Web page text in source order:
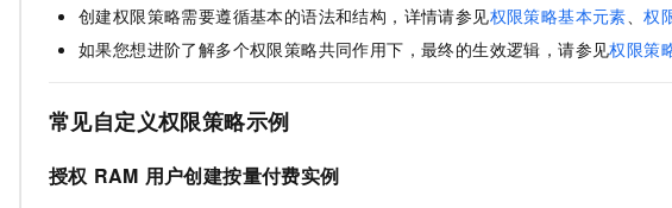
创建权限策略需要遵循基本的语法和结构，详情请参见权限策略基本元素、权
如果您想进阶了解多个权限策略共同作用下，最终的生效逻辑，请参见权限策
常见自定义权限策略示例
授权 RAM 用户创建按量付费实例